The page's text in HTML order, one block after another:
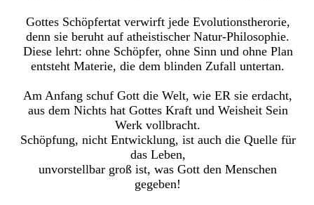
Gottes Schöpfertat verwirft jede Evolutionstherorie,
denn sie beruht auf atheistischer Natur-Philosophie.
Diese lehrt: ohne Schöpfer, ohne Sinn und ohne Plan
entsteht Materie, die dem blinden Zufall untertan.
Am Anfang schuf Gott die Welt, wie ER sie erdacht,
aus dem Nichts hat Gottes Kraft und Weisheit Sein
Werk vollbracht.
Schöpfung, nicht Entwicklung, ist auch die Quelle für
das Leben,
unvorstellbar groß ist, was Gott den Menschen
gegeben!